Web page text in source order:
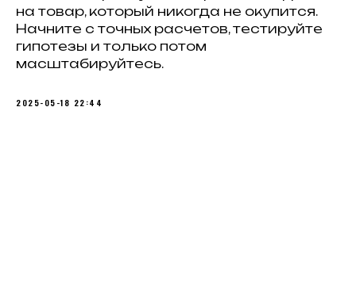
на товар, который никогда не окупится.
Начните с точных расчетов, тестируйте
гипотезы и только потом
масштабируйтесь.
2025-05-18 22:44